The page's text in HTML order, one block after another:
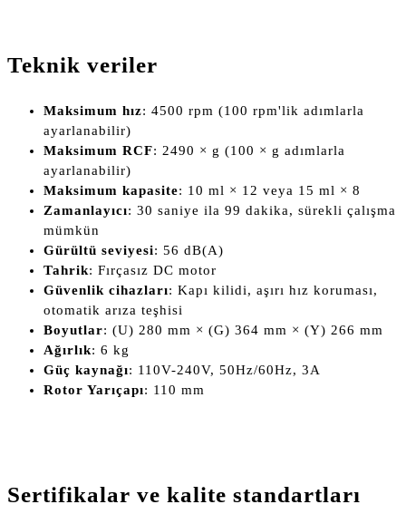
Teknik veriler
Maksimum hız: 4500 rpm (100 rpm'lik adımlarla
ayarlanabilir)
Maksimum RCF: 2490 × g (100 × g adımlarla
ayarlanabilir)
Maksimum kapasite: 10 ml × 12 veya 15 ml × 8
Zamanlayıcı: 30 saniye ila 99 dakika, sürekli çalışma
mümkün
Gürültü seviyesi: 56 dB(A)
Tahrik: Fırçasız DC motor
Güvenlik cihazları: Kapı kilidi, aşırı hız koruması,
otomatik arıza teşhisi
Boyutlar: (U) 280 mm × (G) 364 mm × (Y) 266 mm
Ağırlık: 6 kg
Güç kaynağı: 110V-240V, 50Hz/60Hz, 3A
Rotor Yarıçapı: 110 mm
Sertifikalar ve kalite standartları